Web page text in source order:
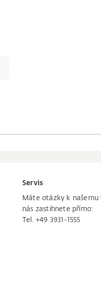
Servis
Máte otázky k našemu
nás zastihnete přímo:
Tel. +49 3931-1555